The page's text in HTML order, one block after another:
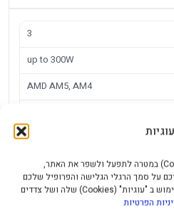
עוגיות
האתר עושה שימוש ב "עוגיות" (Cookies) במטרה לתפעל ולשפר את האתר,
על סמך הרגלי הגלישה והפרופיל שלכם
ולמטרות אנלטיות. חברת באג עושה שימוש ב "עוגיות" (Cookies) שלה ושל צדדים
הפרטיות
3
up to 300W
AMD AM5, AM4
120
LCD 4-inch 480X480
3 שנים